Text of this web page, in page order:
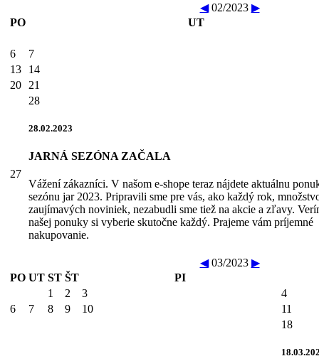
◀02/2023 ▶
PO
UT
6
7
13
14
20
21
27
28
28.02.2023
JARNÁ SEZÓNA ZAČALA
Vážení zákazníci. V našom e-shope teraz nájdete aktuálnu
sezónu jar 2023. Pripravili sme pre vás, ako každý rok,
zaujímavých noviniek, nezabudli sme tiež na akcie a zľavy.
našej ponuky si vyberie skutočne každý. Prajeme vám príjemné
nakupovanie.
◀03/2023 ▶
PO UT ST ŠT
PI
1
2 3
4
6
7 8 9 10 11
18